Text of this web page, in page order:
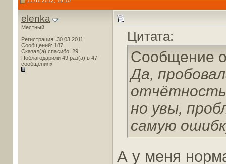
elenka
Местный
Регистрация: 30.03.2011
Сообщений: 187
Сказал(а) спасибо: 29
Поблагодарили 49 раз(а) в 47
сообщениях
Цитата:
Сообщение
Да,
отчётность
но увы,
самую
А у меня